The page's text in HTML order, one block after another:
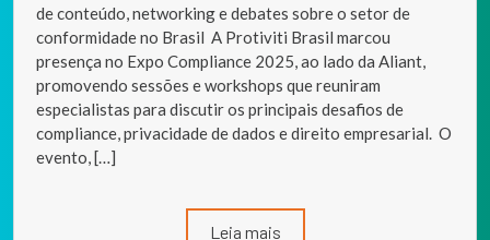
de conteúdo, networking e debates sobre o setor de
conformidade no Brasil A Protiviti Brasil marcou
presença no Expo Compliance 2025, ao lado da Aliant,
promovendo sessões e workshops que reuniram
especialistas para discutir os principais desafios de
compliance, privacidade de dados e direito empresarial. O
evento, […]
Leia mais